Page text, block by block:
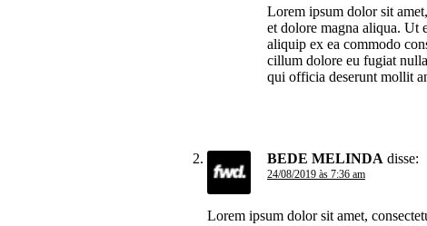
Lorem ipsum dolor sit
et dolore magna aliqua. Ut
aliquip ex ea commodo
cillum dolore eu fugiat
qui officia deserunt mollit
BEDE MELINDA disse:
24/08/2019 às 7:36 am
Lorem ipsum dolor sit amet,